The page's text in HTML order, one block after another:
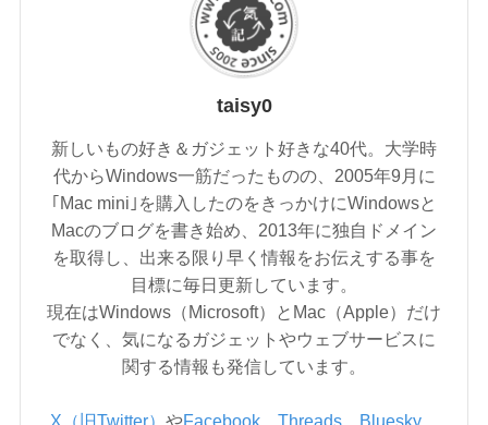
taisy0
新しいもの好き＆ガジェット好きな40代。大学時
代からWindows一筋だったものの、2005年9月に
｢Mac mini｣を購入したのをきっかけにWindowsと
Macのブログを書き始め、2013年に独自ドメイン
を取得し、出来る限り早く情報をお伝えする事を
目標に毎日更新しています。
現在はWindows（Microsoft）とMac（Apple）だけ
でなく、気になるガジェットやウェブサービスに
関する情報も発信しています。
X（旧Twitter） やFacebook、 Threads、 Bluesky、